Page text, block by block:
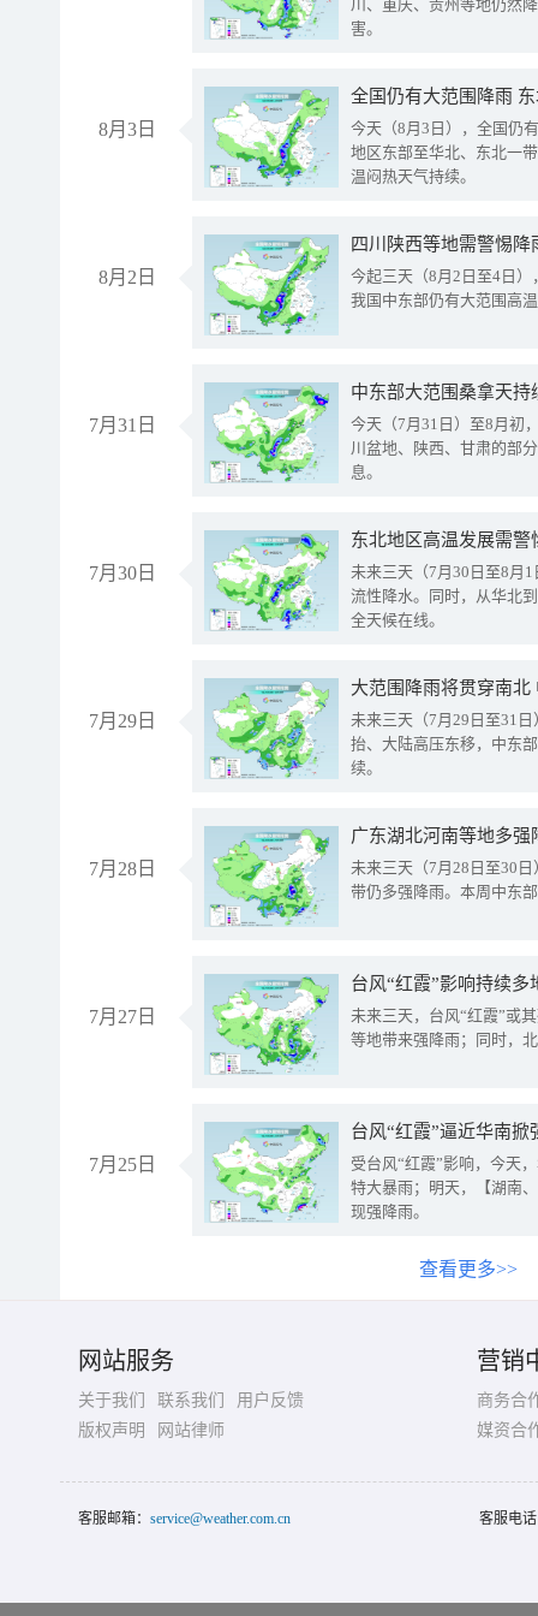
川、重庆、贵州等地仍然
害。
8月3日
全国仍有大范围降雨
今天（8月3日），全国仍
地区东部至华北、东北一
温闷热天气持续。
8月2日
今起三天（8月2日至4日
我国中东部仍有大范围高
7月31日
中东部大范围桑拿天
今天（7月31日）至8月初
川盆地、陕西、甘肃的部
息。
7月30日
东北地区高温发展需
未来三天（7月30日至8月
流性降水。同时，从华北
全天候在线。
7月29日
大范围降雨将贯穿南
未来三天（7月29日至31
抬、大陆高压东移，中东
续。
7月28日
广东湖北河南等地多
未来三天（7月28日至30
带仍多强降雨。本周中东
7月27日
台风“红霞”影响持续
未来三天，台风“红霞”或
等地带来强降雨；同时，
7月25日
台风“红霞”逼近华南
受台风“红霞”影响，今天
特大暴雨；明天，【湖南
现强降雨。
查看更多>>
网站服务
关于我们 联系我们
用户反馈
版权声明
网站律师
营销
商务合
媒资合
客服邮箱： service@weather.com.cn 客服电